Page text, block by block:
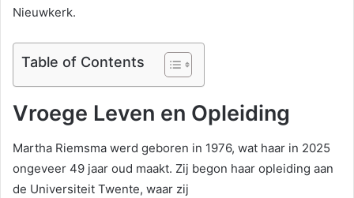
Nieuwkerk.
Table of Contents
Vroege Leven en Opleiding
Martha Riemsma werd geboren in 1976, wat haar in 2025
ongeveer 49 jaar oud maakt. Zij begon haar opleiding aan
de Universiteit Twente, waar zij